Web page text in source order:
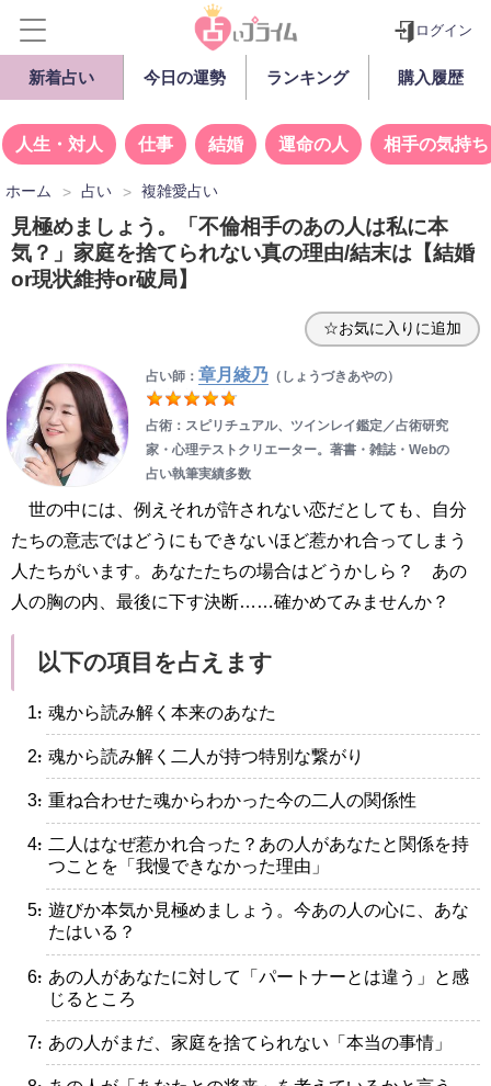
ログイン
新着占い 今日の運勢 ランキング 購入履歴
人生・対人 仕事 結婚 運命の人 相手の気持ち
ホーム 占い 複雑愛占い
見極めましょう。「不倫相手のあの人は私に本
気？」家庭を捨てられない真の理由/結末は【結婚
or現状維持or破局】
☆お気に入りに追加
占い師： 章月綾乃（しょうづきあやの）
占術：スピリチュアル、ツインレイ鑑定／占術研究
家・心理テストクリエーター。著書・雑誌・Webの
占い執筆実績多数
世の中には、例えそれが許されない恋だとしても、自分
たちの意志ではどうにもできないほど惹かれ合ってしまう
人たちがいます。あなたたちの場合はどうかしら？ あの
人の胸の内、最後に下す決断……確かめてみませんか？
以下の項目を占えます
・魂から読み解く本来のあなた
・魂から読み解く二人が持つ特別な繋がり
・重ね合わせた魂からわかった今の二人の関係性
・二人はなぜ惹かれ合った？あの人があなたと関係を持
つことを「我慢できなかった理由」
・遊びか本気か見極めましょう。今あの人の心に、あな
たはいる？
・あの人があなたに対して「パートナーとは違う」と感
じるところ
・あの人がまだ、家庭を捨てられない「本当の事情」